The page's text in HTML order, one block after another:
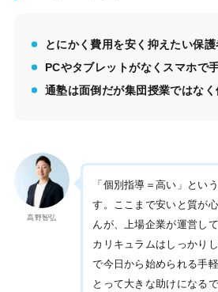
とにかく費用を安く抑えたい保
PCやタブレットがなくスマホで
通塾は面倒だが集団授業ではな
高野智弘
「個別指導＝高い」とい
す。ここまで安いと質が
んが、上場企業が運営し
カリキュラムはしっかり
で今日から始められる手
とって大きな助けになるで